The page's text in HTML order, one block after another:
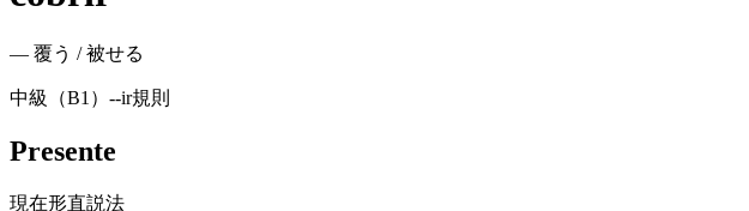
— 覆う / 被せる
中級（B1） --ir規則
Presente
現在形直説法